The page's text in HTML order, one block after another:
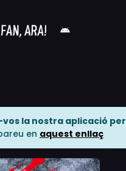
la nostra aplicació per
en aquest enllaç